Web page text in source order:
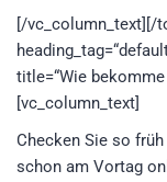
[/vc_column_text][/
title=“Wie
[vc_column_text]
Checken Sie so
schon am Vortag